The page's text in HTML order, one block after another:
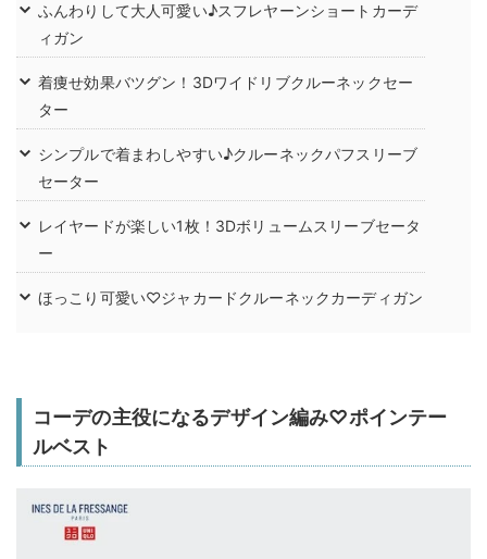
ふんわりして大人可愛い♪スフレヤーンショートカーデ
ィガン
着痩せ効果バツグン！3Dワイドリブクルーネックセー
ター
シンプルで着まわしやすい♪クルーネックパフスリーブ
セーター
レイヤードが楽しい1枚！3Dボリュームスリーブセータ
ー
ほっこり可愛い♡ジャカードクルーネックカーディガン
コーデの主役になるデザイン編み♡ポインテー
ルベスト